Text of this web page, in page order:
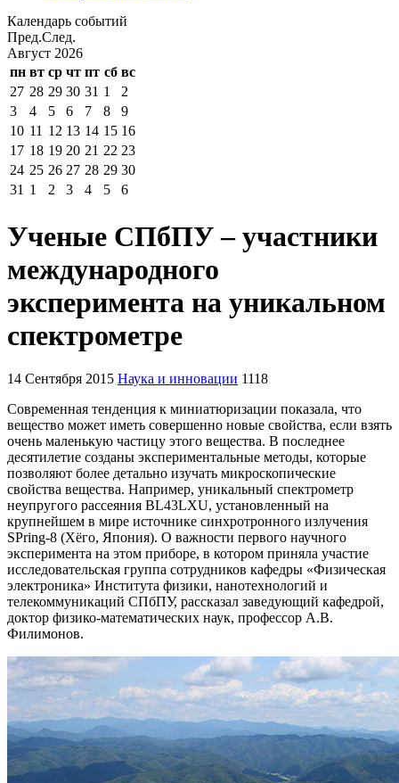
Календарь событий
Пред.След.
Август 2026
пн вт ср чт пт сб вс
27 28 29 30 31 1
2
3
4 5 6 7 8
9
10 11 12 13 14 15 16
17 18 19 20 21 22 23
24 25 26 27 28 29 30
31 1 2 3 4 5 6
Ученые СПбПУ – участники
международного
эксперимента на уникальном
спектрометре
14 Сентября 2015 Наука и инновации 1118
Современная тенденция к миниатюризации показала, что
вещество может иметь совершенно новые свойства, если взять
очень маленькую частицу этого вещества. В последнее
десятилетие созданы экспериментальные методы, которые
позволяют более детально изучать микроскопические
свойства вещества. Например, уникальный спектрометр
неупругого рассеяния BL43LXU, установленный на
крупнейшем в мире источнике синхротронного излучения
SPring-8 (Хёго, Япония). О важности первого научного
эксперимента на этом приборе, в котором приняла участие
исследовательская группа сотрудников кафедры «Физическая
электроника» Института физики, нанотехнологий и
телекоммуникаций СПбПУ, рассказал заведующий кафедрой,
доктор физико-математических наук, профессор А.В.
Филимонов.